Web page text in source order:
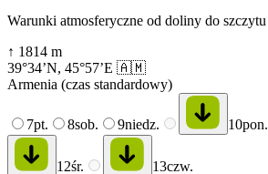
Warunki atmosferyczne od doliny do szczytu
↑ 1814 m
39°34’N, 45°57’E 🇦🇲
Armenia (czas standardowy)
7pt. 8sob. 9niedz. 10pon.
12śr. 13czw.